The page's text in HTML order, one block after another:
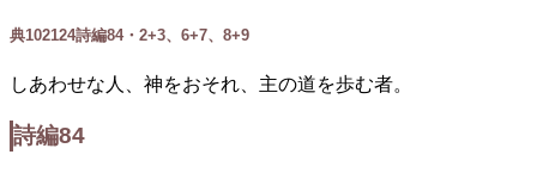
典102124詩編84・2+3、6+7、8+9
しあわせな人、神をおそれ、主の道を歩む者。
詩編84